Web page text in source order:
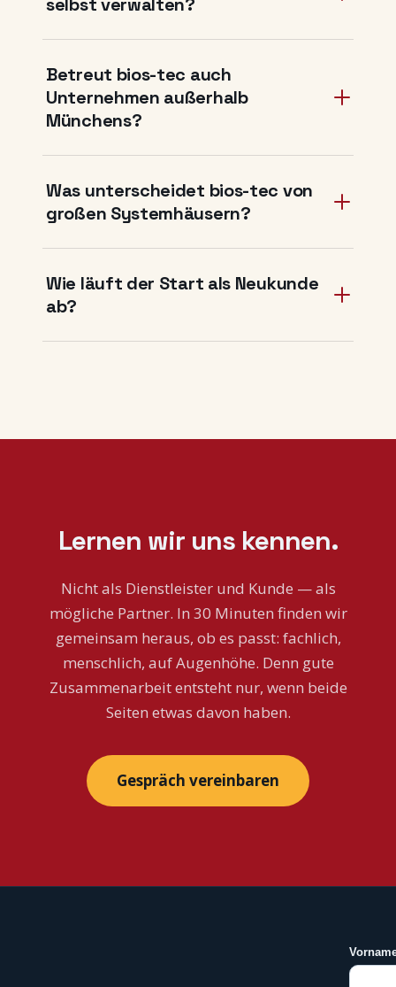
selbst verwalten?
Betreut bios-tec auch
Unternehmen außerhalb
Münchens?
Was unterscheidet bios-tec von
großen Systemhäusern?
Wie läuft der Start als Neukunde
ab?
Lernen wir uns kennen.
Nicht als Dienstleister und Kunde — als
mögliche Partner. In 30 Minuten finden wir
gemeinsam heraus, ob es passt: fachlich,
menschlich, auf Augenhöhe. Denn gute
Zusammenarbeit entsteht nur, wenn beide
Seiten etwas davon haben.
Gespräch vereinbaren